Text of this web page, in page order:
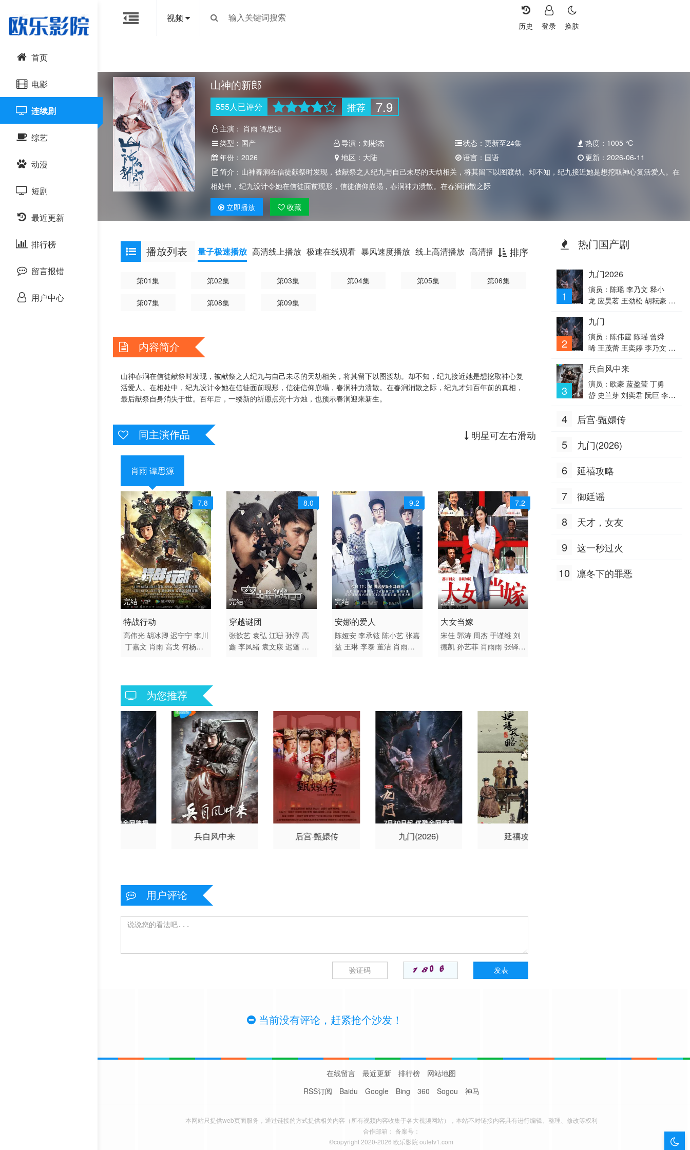
视频
换肤
登录
历史
首页
电影
动作片
喜剧片
爱情片
科幻片
恐怖片
剧情片
战争片
悬疑片
连续剧
综艺
大陆综艺
日韩综艺
港台综艺
欧美综艺
动漫
国产动漫
日韩动漫
欧美动漫
短剧
最近更新
排行榜
留言报错
用户中心
山神的新郎
555人已评分 推荐 7.9
主演： 肖雨 谭思源
类型： 国产 导演：刘彬杰 状态：更新至24集 热度： 1005 ℃
年份： 2026 地区： 大陆 语言： 国语 更新： 2026-06-11
简介： 山神春涧在信徒献祭时发现，被献祭之人纪九与自己未尽的天劫相关，将其留下以图渡劫。却不知，纪九接近她是想挖取神心复活爱人。在
相处中，纪九设计令她在信徒面前现形，信徒信仰崩塌，春涧神力溃散。在春涧消散之际
立即播放 收藏
播放列表 排序
量子极速播放 高清线上播放 极速在线观看 暴风速度播放 线上高清播放 高清播放器 高清云播放器 光速播放
第01集 第02集 第03集 第04集 第05集 第06集
第07集 第08集 第09集
内容简介
山神春涧在信徒献祭时发现，被献祭之人纪九与自己未尽的天劫相关，将其留下以图渡劫。却不知，纪九接近她是想挖取神心复
活爱人。在相处中，纪九设计令她在信徒面前现形，信徒信仰崩塌，春涧神力溃散。在春涧消散之际，纪九才知百年前的真相，
最后献祭自身消失于世。百年后，一缕新的祈愿点亮十方烛，也预示春涧迎来新生。
同主演作品 明星可左右滑动
肖雨 谭思源
7.8
完结
2022 / 大陆 / 国语
剧情 悬疑 国产
特战行动
高伟光 胡冰卿 迟宁宁 李川
丁嘉文 肖雨 高戈 何杨梦
8.0
完结
2016 / 大陆 / 国语
剧情 悬疑 国产
穿越谜团
张歆艺 袁弘 江珊 孙淳 高
鑫 李凤绪 袁文康 迟蓬 吕
9.2
完结
2022 / 大陆 / 国语
剧情 爱情 国产
安娜的爱人
陈娅安 李承铉 陈小艺 张嘉
益 王琳 李泰 董洁 肖雨雨
7.2
完结
2010 / 大陆 / 国语
剧情 爱情 国产
大女当嫁
宋佳 郭涛 周杰 于谨维 刘
德凯 孙艺菲 肖雨雨 张铎
为您推荐
兵自风中来 后宫·甄嬛传 九门(2026) 延禧攻略
用户评论
当前没有评论，赶紧抢个沙发！
热门国产剧
1
九门2026
演员：陈瑶 李乃文 释小
龙 应昊茗 王劲松 胡耘豪 季
晞 王奕婷
2
九门
演员：陈伟霆 陈瑶 曾舜
晞 王茂蕾 王奕婷 李乃文 释
豪 徐正溪 章涛 王祖一 刘
畅 杨钧丞 杨昊博 陈鸿锦 吴
圣麒 林秋楠 扈帷 雷丰瑞
3
兵自风中来
演员：欧豪 蓝盈莹 丁勇
岱 史兰芽 刘奕君 阮巨 李幼
军 杨舒 吴岳阳 张进 陈方
荀 费鲤齐 夏侯镔 徐洪浩 傅
程鹏 谢心
4 后宫·甄嬛传
5 九门(2026)
6 延禧攻略
7 御廷谣
8 天才，女友
9 这一秒过火
10 凛冬下的罪恶
暗
在线留言 最近更新 排行榜
网站地图
RSS订阅
Baidu Google Bing 360 Sogou 神马
本网站只提供web页面服务，通过链接的方式提供相关内容（所有视频内容收集于各大视频网站），本站不对链接内容具有进行编辑、整理、修改等权利
合作邮箱： 备案号：
©copyright 2020-2026 欧乐影院 ouletv1.com